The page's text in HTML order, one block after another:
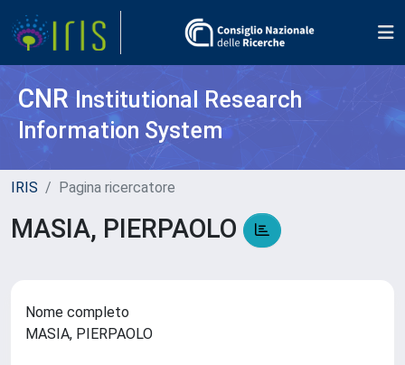
CNR Institutional Research
Information System
IRIS Pagina ricercatore
MASIA, PIERPAOLO
Nome completo
MASIA, PIERPAOLO